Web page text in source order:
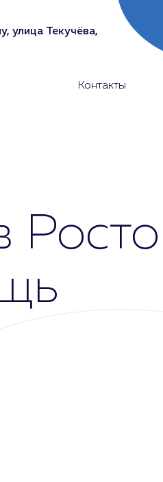
улица Текучёва,
Контакты